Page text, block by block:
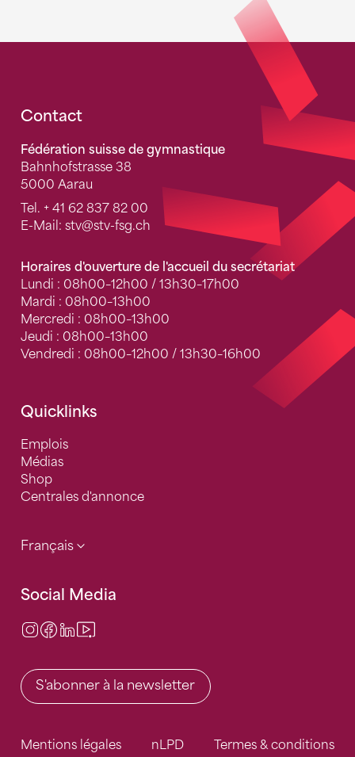
Fusszeile
Contact
Fédération suisse de gymnastique
Bahnhofstrasse 38
5000 Aarau
Tel. + 41 62 837 82 00
E-Mail: stv@stv-fsg.ch
Horaires d'ouverture de l'accueil du secrétariat
Lundi : 08h00–12h00 / 13h30–17h00
Mardi : 08h00–13h00
Mercredi : 08h00–13h00
Jeudi : 08h00–13h00
Vendredi : 08h00–12h00 / 13h30–16h00
Quicklinks
Emplois
Médias
Shop
Centrales d'annonce
Français
Social Media
Instagram
Facebook
LinkedIn
S'abonner à la newsletter
Mentions légales nLPD Termes & conditions